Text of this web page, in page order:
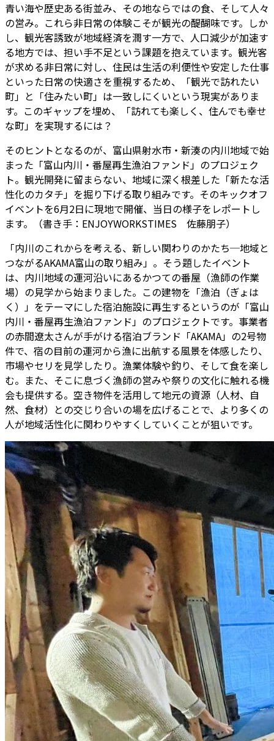
青い海や歴史ある街並み、その地ならではの食、そして人々
の営み。これら非日常の体験こそが観光の醍醐味です。しか
し、観光客誘致が地域経済を潤す一方で、人口減少が加速す
る地方では、担い手不足という課題を抱えています。観光客
が求める非日常に対し、住民は生活の利便性や安定した仕事
といった日常の快適さを重視するため、「観光で訪れたい
町」と「住みたい町」は一致しにくいという現実がありま
す。このギャップを埋め、「訪れても楽しく、住んでも幸せ
な町」を実現するには――？
そのヒントとなるのが、富山県射水市・新湊の内川地域で始
まった「富山内川・番屋再生漁泊ファンド」のプロジェク
ト。観光開発に留まらない、地域に深く根差した「新たな活
性化のカタチ」を掘り下げる取り組みです。そのキックオフ
イベントを6月2日に現地で開催、当日の様子をレポートし
ます。（書き手：ENJOYWORKSTIMES 佐藤朋子）
「内川のこれからを考える、新しい関わりのかたち─地域と
つながるAKAMA富山の取り組み」。そう題したイベント
は、内川地域の運河沿いにあるかつての番屋（漁師の作業
場）の見学から始まりました。この建物を「漁泊（ぎょは
く）」をテーマにした宿泊施設に再生するというのが「富山
内川・番屋再生漁泊ファンド」のプロジェクトです。事業者
の赤間遼太さんが手がける宿泊ブランド「AKAMA」の2号物
件で、宿の目前の運河から漁に出航する風景を体感したり、
市場やセリを見学したり。漁業体験や釣り、そして食を楽し
む。また、そこに息づく漁師の営みや祭りの文化に触れる機
会も提供する。空き物件を活用して地元の資源（人材、自
然、食材）との交じり合いの場を広げることで、より多くの
人が地域活性化に関わりやすくしていくことが狙いです。